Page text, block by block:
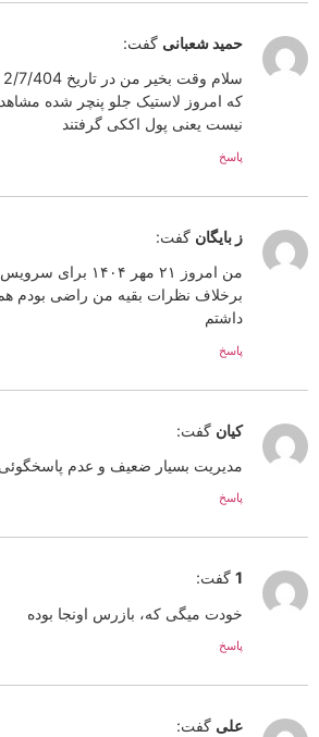
حمید شعبانی گفت:
که امروز لاستیک جلو پنچر شده
نیست یعنی پول اککی گرفتند
پاسخ
ز بایگان گفت:
برخلاف نظرات بقیه من راضی بودم
داشتم
پاسخ
کیان گفت:
مدیریت بسیار ضعیف و عدم
پاسخ
1 گفت:
خودت میگی که، بازرس اونجا بوده
پاسخ
علی گفت: